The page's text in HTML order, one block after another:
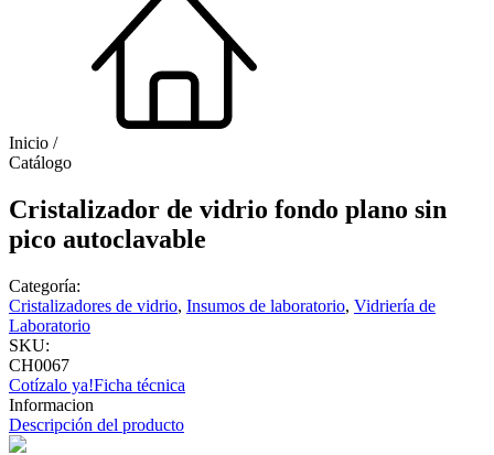
Inicio /
Catálogo
Cristalizador de vidrio fondo plano sin
pico autoclavable
Categoría:
Cristalizadores de vidrio, Insumos de laboratorio, Vidriería de
Laboratorio
SKU:
CH0067
Cotízalo ya!Ficha técnica
Informacion
Descripción del producto